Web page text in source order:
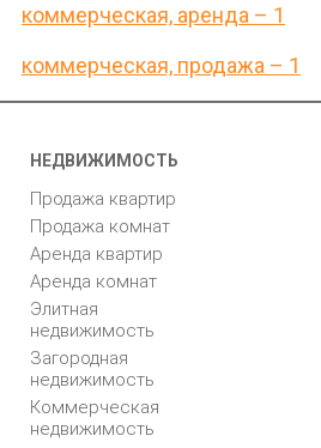
коммерческая, аренда – 1
коммерческая, продажа – 1
НЕДВИЖИМОСТЬ
Продажа квартир
Продажа комнат
Аренда квартир
Аренда комнат
Элитная
недвижимость
Загородная
недвижимость
Коммерческая
недвижимость